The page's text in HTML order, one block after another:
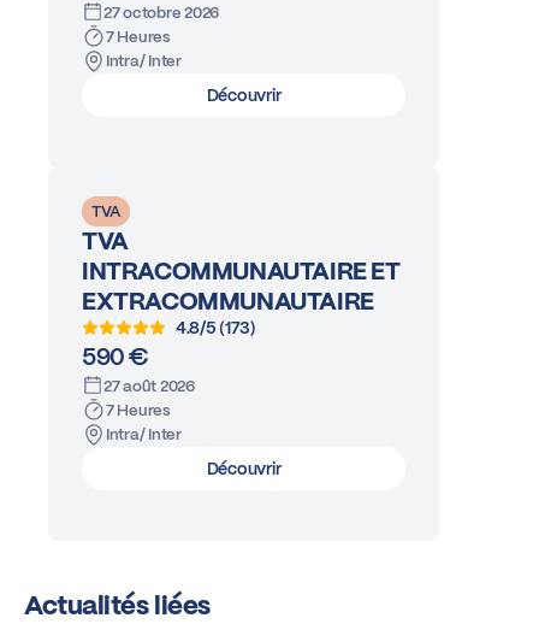
27 octobre 2026
7 Heures
Intra/ Inter
Découvrir
TVA
TVA
INTRACOMMUNAUTAIRE ET
EXTRACOMMUNAUTAIRE
4.8/5 (173)
590 €
27 août 2026
7 Heures
Intra/ Inter
Découvrir
Actualités liées